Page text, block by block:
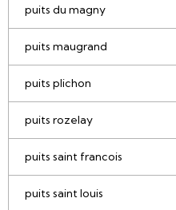
puits du magny
puits maugrand
puits plichon
puits rozelay
puits saint francois
puits saint louis